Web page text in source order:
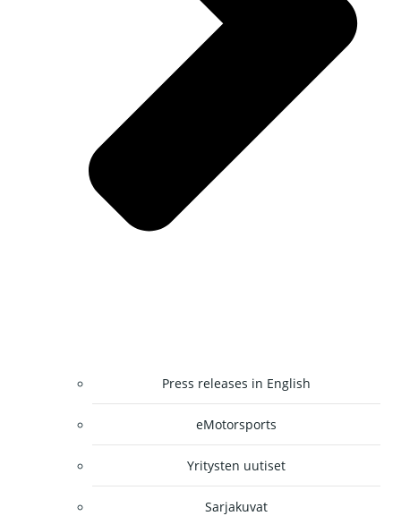
Press releases in English
eMotorsports
Yritysten uutiset
Sarjakuvat